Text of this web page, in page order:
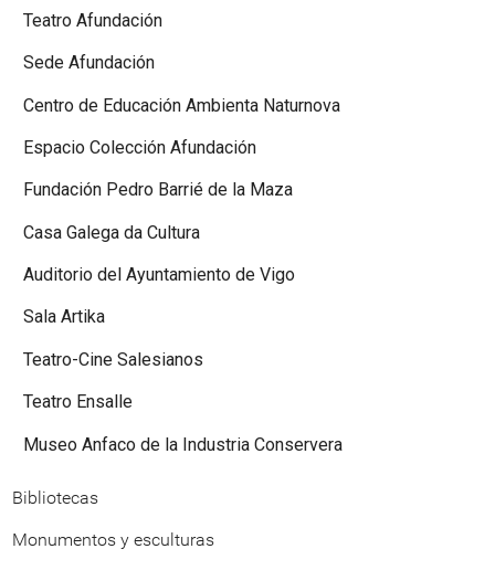
Teatro Afundación
Sede Afundación
Centro de Educación Ambienta Naturnova
Espacio Colección Afundación
Fundación Pedro Barrié de la Maza
Casa Galega da Cultura
Auditorio del Ayuntamiento de Vigo
Sala Artika
Teatro-Cine Salesianos
Teatro Ensalle
Museo Anfaco de la Industria Conservera
Bibliotecas
Monumentos y esculturas